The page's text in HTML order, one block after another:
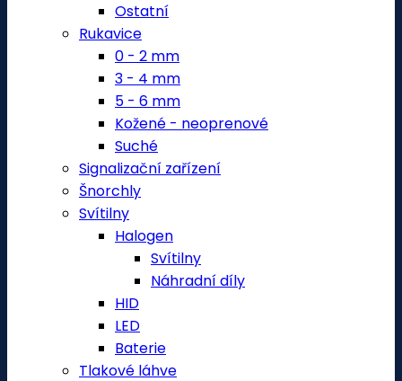
Ostatní
Rukavice
0 - 2 mm
3 - 4 mm
5 - 6 mm
Kožené - neoprenové
Suché
Signalizační zařízení
Šnorchly
Svítilny
Halogen
Svítilny
Náhradní díly
HID
LED
Baterie
Tlakové láhve